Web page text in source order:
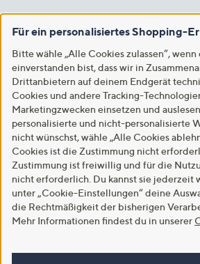
Für ein personalisiertes Shopping-
Bitte wähle „Alle Cookies zulassen“,
einverstanden bist, dass wir in
Drittanbietern auf deinem Endgerät
Cookies und andere Tracking-
Marketingzwecken einsetzen und
personalisierte und nicht-personalisierte
nicht wünschst, wähle „Alle Cookies
Cookies ist die Zustimmung nicht
Zustimmung ist freiwillig und für die
nicht erforderlich. Du kannst sie jederzeit
unter „Cookie-Einstellungen“ deine
die Rechtmäßigkeit der bisherigen
Mehr Informationen findest du in unserer